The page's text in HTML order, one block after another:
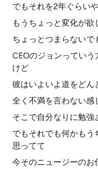
でもそれを2年ぐらい
もうちょっと変化が
ちょっとつまらないで
CEOのジョンってい
けど
彼はいよいよ道をどん
全く不満を言わない感
そこで自分なりに勉
でもそれでも何かもう
思ってて
今そのニュージーのお